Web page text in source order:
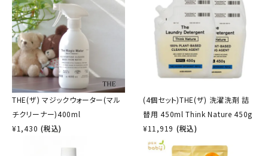
THE(ザ) マジックウォーター(マル
チクリーナー)400ml
¥1,430 (税込)
(4個セット)THE(ザ) 洗濯洗剤 詰
替用 450ml Think Nature 450g
¥11,919 (税込)